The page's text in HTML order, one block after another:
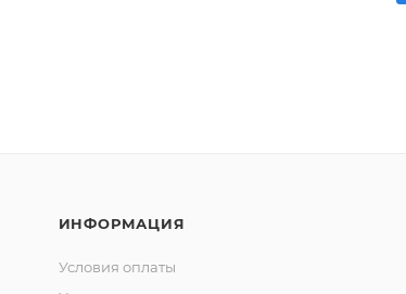
ИНФОРМАЦИЯ
Условия оплаты